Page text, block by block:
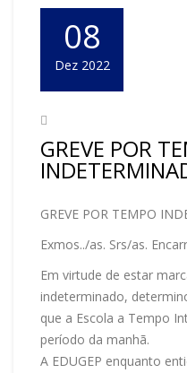
08
Dez 2022
GREVE POR
GREVE POR TEMPO
Exmos../as. Srs/as.
Em virtude de estar
indeterminado,
que a Escola a Tempo
período da manhã.
A EDUGEP enquanto